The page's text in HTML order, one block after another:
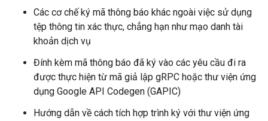
Các cơ chế ký mã thông báo khác ngoài việc sử dụng
tệp thông tin xác thực, chẳng hạn như mạo danh tài
khoản dịch vụ
Đính kèm mã thông báo đã ký vào các yêu cầu đi ra
được thực hiện từ mã giả lập gRPC hoặc thư viện ứng
dụng Google API Codegen (GAPIC)
Hướng dẫn về cách tích hợp trình ký với thư viện ứng